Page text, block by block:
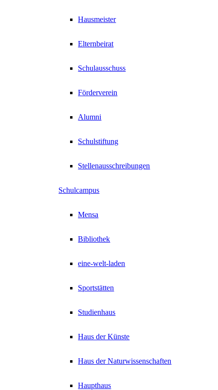
Hausmeister
Elternbeirat
Schulausschuss
Förderverein
Alumni
Schulstiftung
Stellenausschreibungen
Schulcampus
Mensa
Bibliothek
eine-welt-laden
Sportstätten
Studienhaus
Haus der Künste
Haus der Naturwissenschaften
Haupthaus